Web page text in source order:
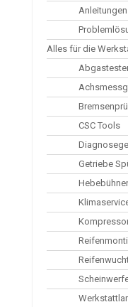
Anleitungen
Alles für die
CSC Tools
Getriebe